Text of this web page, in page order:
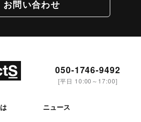
お問い合わせ
050-1746-9492
[平日 10:00～17:00]
ニュース